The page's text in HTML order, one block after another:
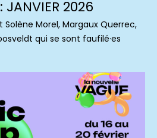
JANVIER 2026
Solène Morel, Margaux Querrec,
qui se sont faufilé·es